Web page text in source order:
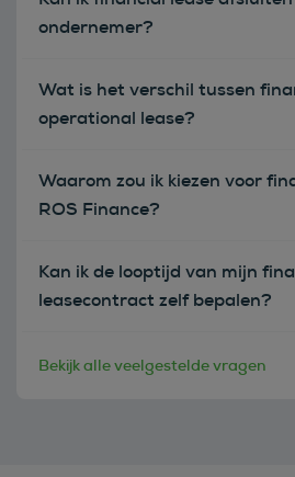
ondernemer?
Wat is het verschil tussen
operational lease?
Waarom zou ik kiezen voor
ROS Finance?
Kan ik de looptijd van mijn
leasecontract zelf bepalen?
Bekijk alle veelgestelde vragen